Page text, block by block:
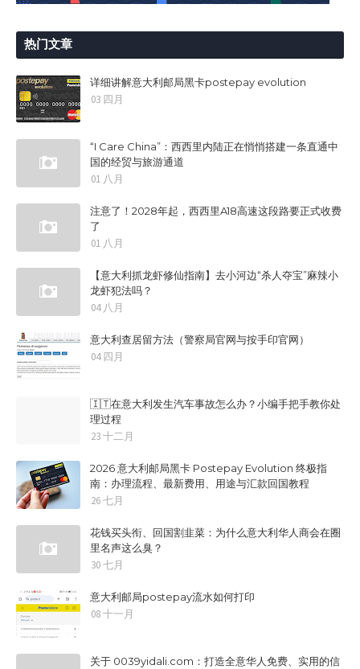
热门文章
详细讲解意大利邮局黑卡postepay evolution
03 四月
“I Care China”：西西里内陆正在悄悄搭建一条直通中
国的经贸与旅游通道
01 八月
注意了！2028年起，西西里A18高速这段路要正式收费
了
01 八月
【意大利抓龙虾修仙指南】去小河边“杀人夺宝”麻辣小
龙虾犯法吗？
04 八月
意大利查居留方法（警察局官网与按手印官网）
04 四月
🇮🇹在意大利发生汽车事故怎么办？小编手把手教你处
理过程
23 十二月
2026 意大利邮局黑卡 Postepay Evolution 终极指
南：办理流程、最新费用、用途与汇款回国教程
26 七月
花钱买头衔、回国割韭菜：为什么意大利华人商会在圈
里名声这么臭？
30 七月
意大利邮局postepay流水如何打印
08 十一月
关于 0039yidali.com：打造全意华人免费、实用的信